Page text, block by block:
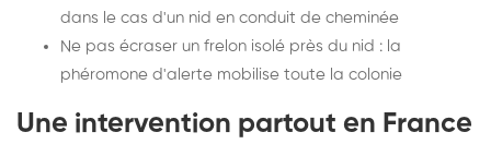
dans le cas d'un nid en conduit de cheminée
Ne pas écraser un frelon isolé près du nid : la
phéromone d'alerte mobilise toute la colonie
Une intervention partout en France